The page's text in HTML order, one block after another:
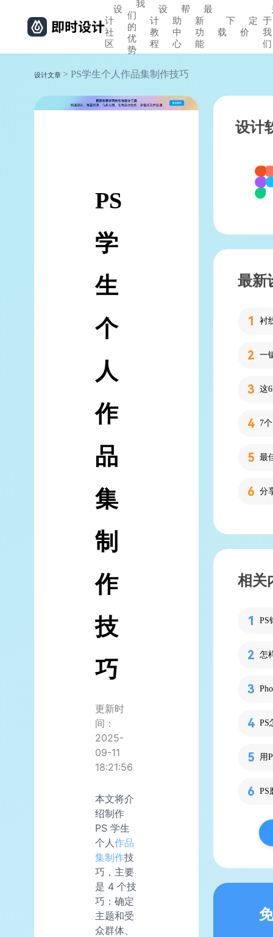
设
计
社
区
我
们
的
优
势
设
计
教
程
帮
助
中
心
最
新
功
能
下
载
定
价
于
我
们
设计文章 > PS学生个人作品集制作技巧
PS
学
生
个
人
作
品
集
制
作
技
巧
更新时
间：
2025-
09-11
18:21:56
本文将介
绍制作
PS 学生
个人 作品
集制作技
巧，主要
是 4 个技
巧：确定
主题和受
众群体、
设计
最新
7
分
相关
PS
怎
PS
用
PS